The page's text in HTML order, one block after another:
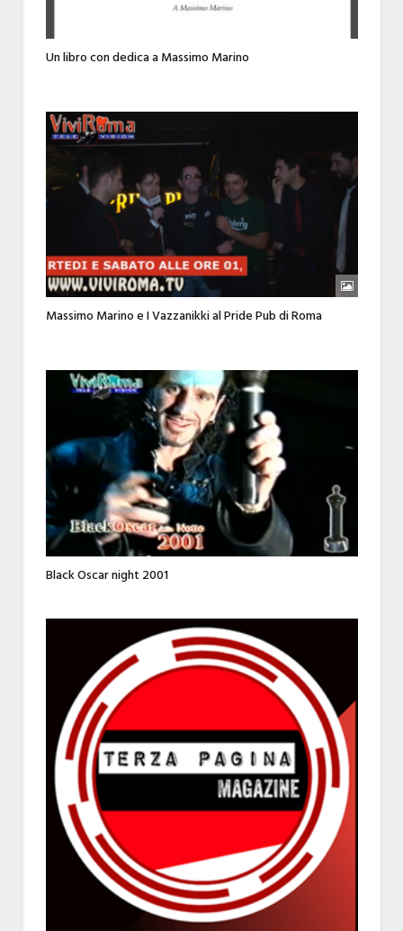
Un libro con dedica a Massimo Marino
Massimo Marino e I Vazzanikki al Pride Pub di Roma
Black Oscar night 2001